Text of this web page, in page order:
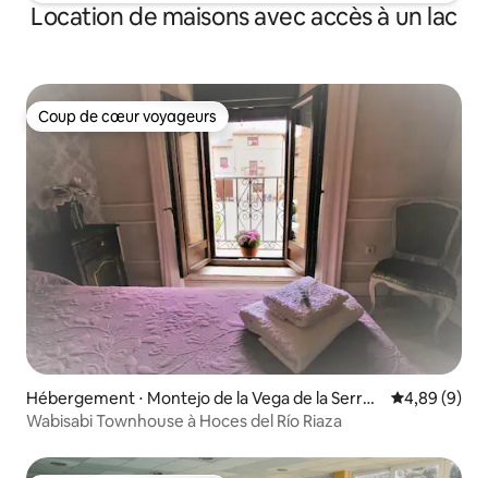
Location de maisons avec accès à un lac
Coup de cœur voyageurs
Coup de cœur voyageurs
Hébergement ⋅ Montejo de la Vega de la Serrez
uela
Évaluation
4,89 (9)
Wabisabi Townhouse à Hoces del Río Riaza